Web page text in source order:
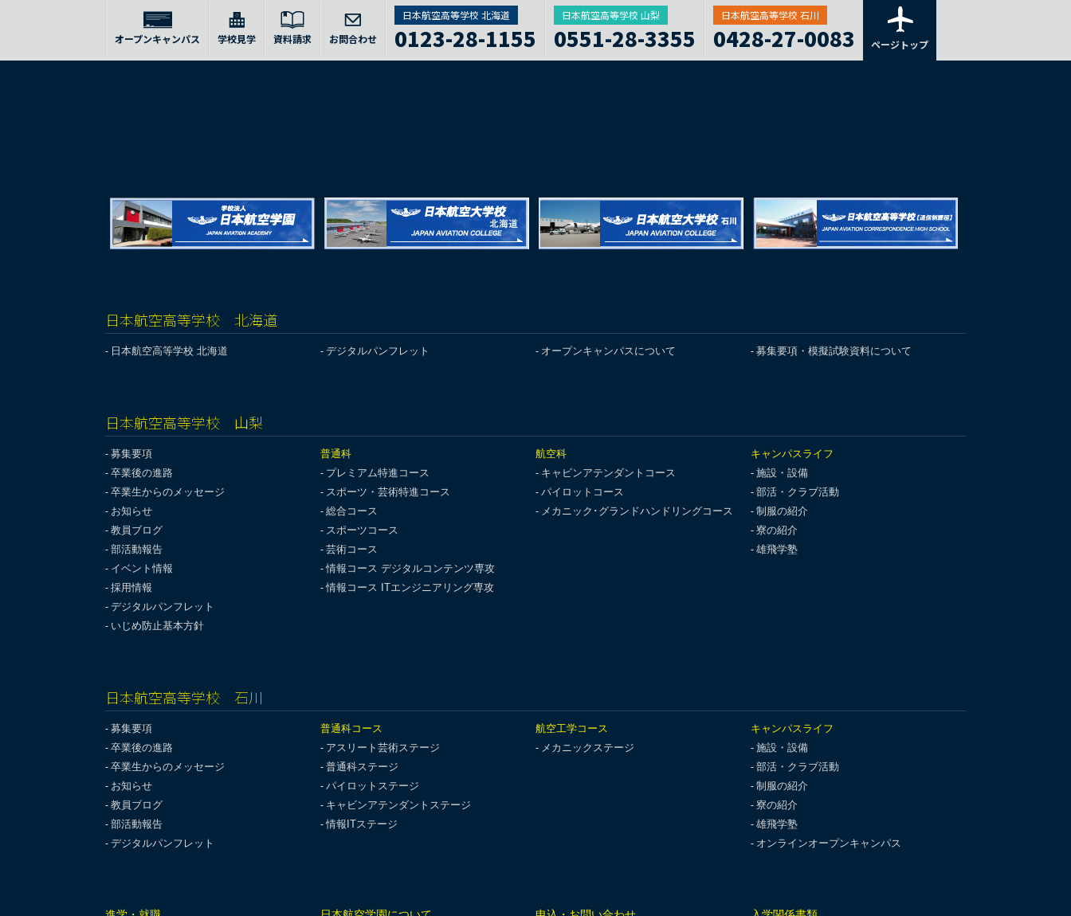
オープンキャンパス 学校見学 資料請求 お問合わせ
日本航空高等学校 北海道
0123-28-1155
日本航空高等学校 山梨
0551-28-3355
日本航空高等学校 石川
0428-27-0083 ページトップ
日本航空高等学校 北海道
日本航空高等学校 北海道 デジタルパンフレット オープンキャンパスについて 募集要項・模擬試験資料について
日本航空高等学校 山梨
募集要項
卒業後の進路
卒業生からのメッセージ
お知らせ
教員ブログ
部活動報告
イベント情報
採用情報
デジタルパンフレット
いじめ防止基本方針
普通科
プレミアム特進コース
スポーツ・芸術特進コース
総合コース
スポーツコース
芸術コース
情報コース デジタルコンテンツ専攻
情報コース ITエンジニアリング専攻
航空科
キャビンアテンダントコース
パイロットコース
メカニック･グランドハンドリングコース
キャンパスライフ
施設・設備
部活・クラブ活動
制服の紹介
寮の紹介
雄飛学塾
日本航空高等学校 石川
募集要項
卒業後の進路
卒業生からのメッセージ
お知らせ
教員ブログ
部活動報告
デジタルパンフレット
普通科コース
アスリート芸術ステージ
普通科ステージ
パイロットステージ
キャビンアテンダントステージ
情報ITステージ
航空工学コース
メカニックステージ
キャンパスライフ
施設・設備
部活・クラブ活動
制服の紹介
寮の紹介
雄飛学塾
オンラインオープンキャンパス